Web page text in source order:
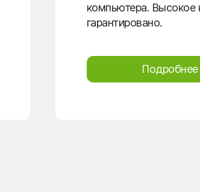
компьютера. Высокое
гарантировано.
Подробнее